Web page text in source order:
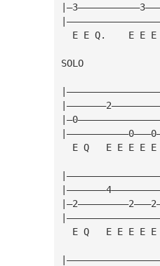
E E Q.    E E
SOLO
E Q   E E E E
E Q   E E E E